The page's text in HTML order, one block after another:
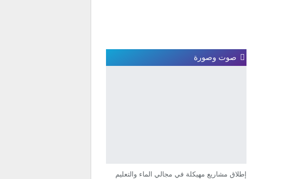
صوت وصورة
إطلاق مشاريع مهيكلة في مجالي الماء والتعليم